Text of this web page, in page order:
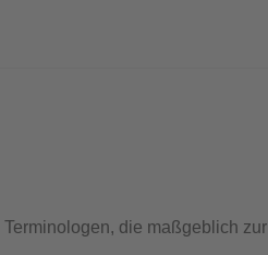
die maßgeblich zur